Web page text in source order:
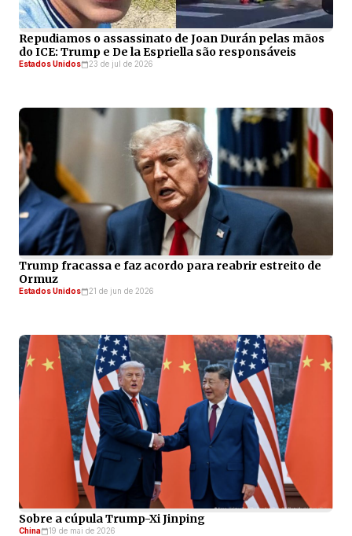
Repudiamos o assassinato de Joan Durán pelas mãos
do ICE: Trump e De la Espriella são responsáveis
Estados Unidos 23 de jul de 2026
Trump fracassa e faz acordo para reabrir estreito de
Ormuz
Estados Unidos 21 de jun de 2026
Sobre a cúpula Trump-Xi Jinping
China 19 de mai de 2026